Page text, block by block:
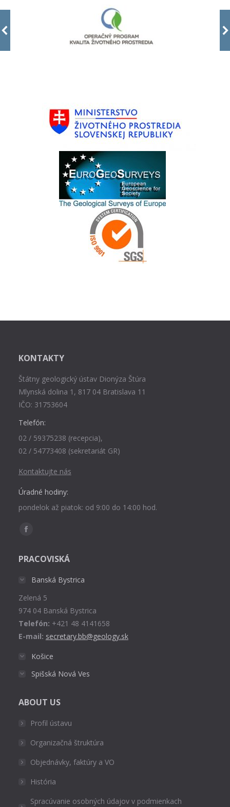
KONTAKTY
Štátny geologický ústav Dionýza Štúra
Mlynská dolina 1, 817 04 Bratislava 11
IČO: 31753604
Telefón:
02 / 59375238 (recepcia),
02 / 54773408 (sekretariát GR)
Kontaktujte nás
Úradné hodiny:
pondelok až piatok: od 9:00 do 14:00 hod.
Find us on:
Facebook
opens
window
PRACOVISKÁ
Banská Bystrica
Zelená 5
974 04 Banská Bystrica
Telefón: +421 48 4141658
E-mail: secretary.bb@geology.sk
Košice
Spišská Nová Ves
ABOUT US
Profil ústavu
Organizačná štruktúra
Objednávky, faktúry a VO
História
Spracúvanie osobných údajov v podmienkach